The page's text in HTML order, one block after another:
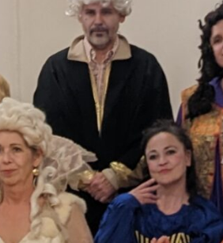
die Ambition alle drei Jahre
an einem
Ort veranstalten zu
Stadler
Ruff